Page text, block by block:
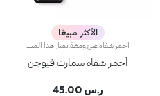
الأكثر مبيعًا
أحمر شفاه سمارت فيوجن
ر.س 45.00